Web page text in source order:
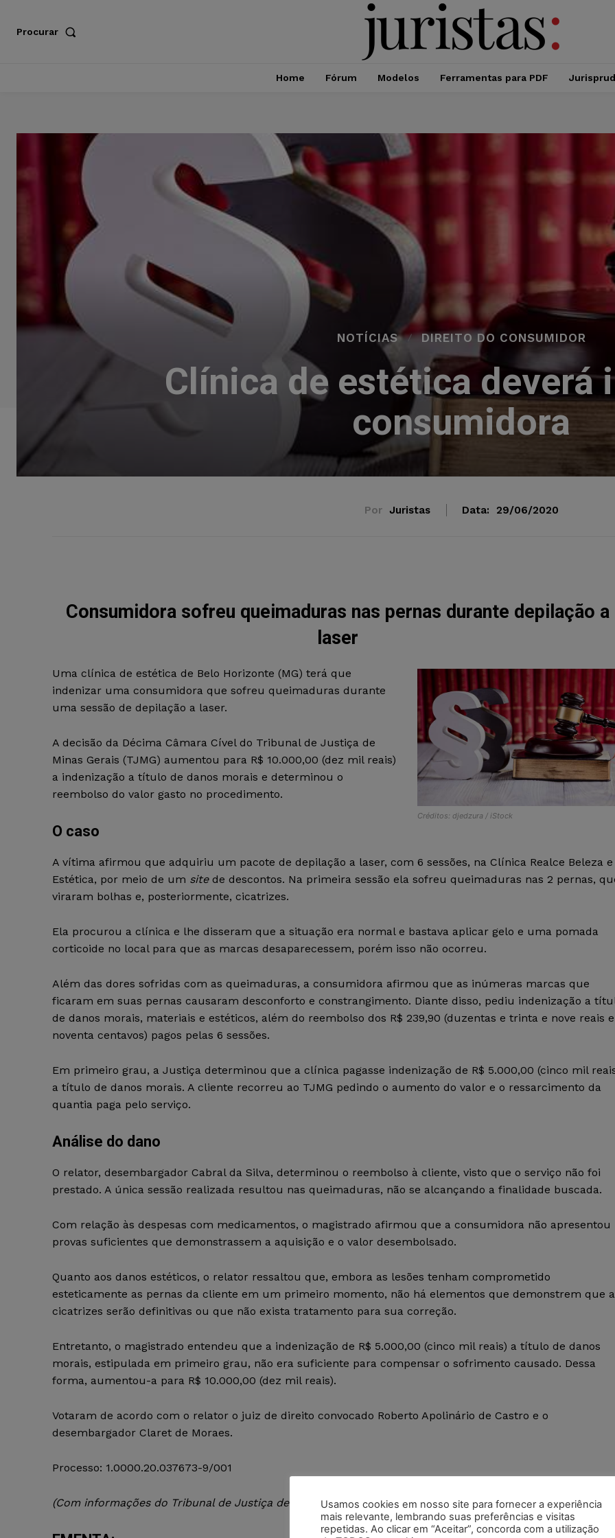
Procurar
Home Fórum Modelos Ferramentas para PDF
NOTÍCIAS DIREITO DO CONSUMIDOR
Clínica de estética deverá
consumidora
Por Juristas Data: 29/06/2020
Consumidora sofreu queimaduras nas pernas durante depilação a
laser
Créditos: djedzura / iStock
Uma clínica de estética de Belo Horizonte (MG) terá que
indenizar uma consumidora que sofreu queimaduras durante
uma sessão de depilação a laser.
A decisão da Décima Câmara Cível do Tribunal de Justiça de
Minas Gerais (TJMG) aumentou para R$ 10.000,00 (dez mil reais)
a indenização a título de danos morais e determinou o
reembolso do valor gasto no procedimento.
O caso
A vítima afirmou que adquiriu um pacote de depilação a laser, com 6 sessões, na Clínica Realce Beleza e
Estética, por meio de um site de descontos. Na primeira sessão ela sofreu queimaduras nas 2 pernas,
viraram bolhas e, posteriormente, cicatrizes.
Ela procurou a clínica e lhe disseram que a situação era normal e bastava aplicar gelo e uma pomada
corticoide no local para que as marcas desaparecessem, porém isso não ocorreu.
Além das dores sofridas com as queimaduras, a consumidora afirmou que as inúmeras marcas que
ficaram em suas pernas causaram desconforto e constrangimento. Diante disso, pediu indenização a
de danos morais, materiais e estéticos, além do reembolso dos R$ 239,90 (duzentas e trinta e nove reais e
noventa centavos) pagos pelas 6 sessões.
Em primeiro grau, a Justiça determinou que a clínica pagasse indenização de R$ 5.000,00 (cinco mil
a título de danos morais. A cliente recorreu ao TJMG pedindo o aumento do valor e o ressarcimento da
quantia paga pelo serviço.
Análise do dano
O relator, desembargador Cabral da Silva, determinou o reembolso à cliente, visto que o serviço não foi
prestado. A única sessão realizada resultou nas queimaduras, não se alcançando a finalidade buscada.
Com relação às despesas com medicamentos, o magistrado afirmou que a consumidora não apresentou
provas suficientes que demonstrassem a aquisição e o valor desembolsado.
Quanto aos danos estéticos, o relator ressaltou que, embora as lesões tenham comprometido
esteticamente as pernas da cliente em um primeiro momento, não há elementos que demonstrem que
cicatrizes serão definitivas ou que não exista tratamento para sua correção.
Entretanto, o magistrado entendeu que a indenização de R$ 5.000,00 (cinco mil reais) a título de danos
morais, estipulada em primeiro grau, não era suficiente para compensar o sofrimento causado. Dessa
forma, aumentou-a para R$ 10.000,00 (dez mil reais).
Votaram de acordo com o relator o juiz de direito convocado Roberto Apolinário de Castro e o
desembargador Claret de Moraes.
Processo: 1.0000.20.037673-9/001
(Com informações do Tribunal de Justiça de Minas Gerais – TJMG)Usamos cookies em nosso site para fornecer a experiência
mais relevante, lembrando suas preferências e visitas
repetidas. Ao clicar em “Aceitar”, concorda com a utilização